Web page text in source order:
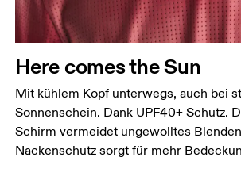
das Massband gerade und
Here comes the Sun
Mit kühlem Kopf unterwegs, auch bei
Sonnenschein. Dank UPF40+ Schutz.
Schirm vermeidet ungewolltes
Nackenschutz sorgt für mehr